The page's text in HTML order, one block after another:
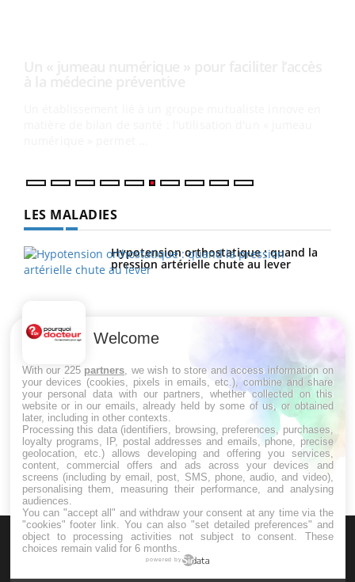
LES MALADIES
Hypotension orthostatique : quand la
pression artérielle chute au lever
Drépanocytose : une déformation des
globules rouges aux conséquences
graves
Maladie de Charcot (Sclérose latérale
amyotrophique)
Welcome
With our 225 partners , we wish to store and access information on
your devices (cookies, pixels in emails, etc.), combine and share
your personal data with our partners, whether collected on this
website or in our emails, already held by some of us, or obtained
later, including in other contexts.
Processing this data (identifiers, browsing, preferences, purchases,
loyalty programs, IP, postal addresses and emails, phone, precise
geolocation, etc.) allows developing and offering you services,
content, commercial offers and ads across your devices and
screens (including by email, post, SMS, phone, audio, and video),
personalising them, measuring their performance, and analysing
audiences.
You can "accept all" and withdraw your consent at any time via the
"cookies" footer link . You can also "set detailed preferences" and
object to processing activities not subject to consent. These
choices remain valid for 6 months.
powered by